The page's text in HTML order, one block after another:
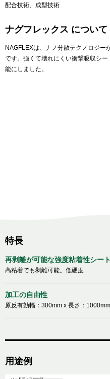
配合技術、成型技術
ナグフレックス について
NAGFLEXは、ナノ分散テクノロジー
です。強くて壊れにくい衝撃吸収シ
能にしました。
特長
再剥離が可能な強度粘着性シート
高粘着でも剥離可能。低硬度
加工の自由性
原反有効幅：300mm x 長さ：1000mm
用途例